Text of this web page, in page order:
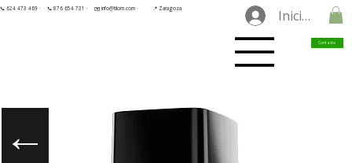
📞 624 473 469 · 📞 876 654 731 · ✉️ info@tilorn.com · 📍 Zaragoza Iniciar
Contacto
←